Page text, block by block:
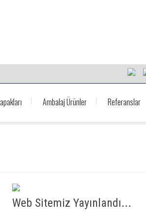
Ambalaj Ürünler Referanslar
Web Sitemiz Yayınlandı...